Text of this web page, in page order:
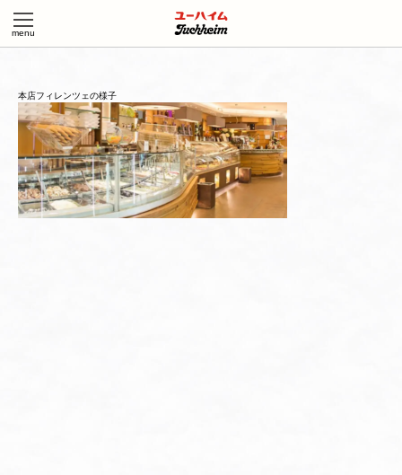
本店フィレンツェの様子